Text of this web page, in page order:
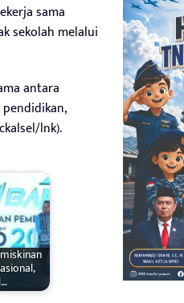
sama
sekolah melalui
antara
lnk).